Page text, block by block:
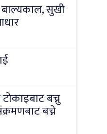
बाल्यकाल, सुखी
बच्नु
बच्ने